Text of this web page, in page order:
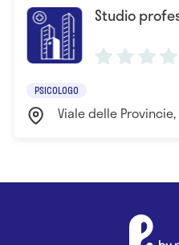
Studio
PSICOLOGO
Viale delle Provincie,